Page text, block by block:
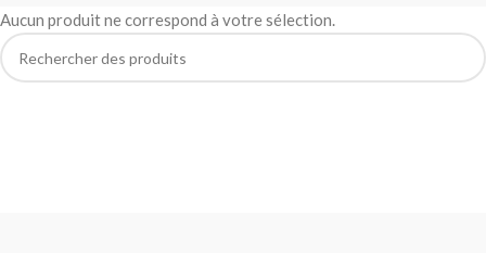
Aucun produit ne correspond à votre sélection.